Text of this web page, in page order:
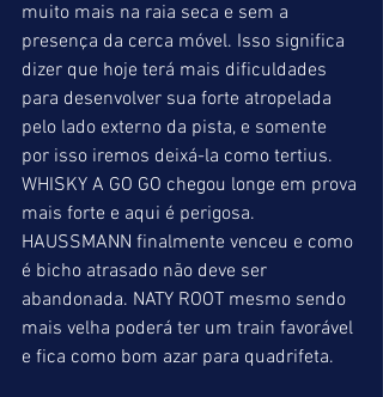
muito mais na raia seca e sem a
presença da cerca móvel. Isso significa
dizer que hoje terá mais dificuldades
para desenvolver sua forte atropelada
pelo lado externo da pista, e somente
por isso iremos deixá-la como tertius.
WHISKY A GO GO chegou longe em prova
mais forte e aqui é perigosa.
HAUSSMANN finalmente venceu e como
é bicho atrasado não deve ser
abandonada. NATY ROOT mesmo sendo
mais velha poderá ter um train favorável
e fica como bom azar para quadrifeta.